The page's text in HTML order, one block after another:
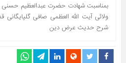
بمناسبت شهادت حضرت عبدالعظیم حسنی
ولائی آیت الله العظمی صافی
شرح حدیث عرض دین